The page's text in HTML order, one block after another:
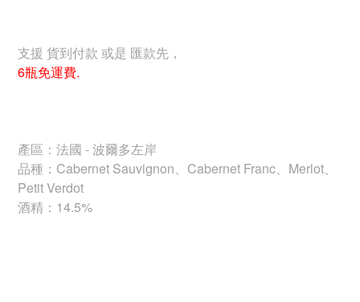
支援 貨到付款 或是 匯款先，
6瓶免運費.
產區：法國 - 波爾多左岸
品種：Cabernet Sauvignon、Cabernet Franc、Merlot、
Petit Verdot
酒精：14.5%